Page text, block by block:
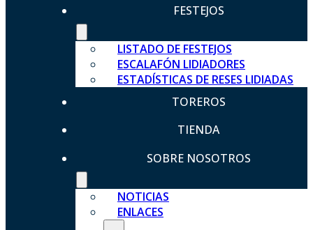
FESTEJOS
LISTADO DE FESTEJOS
ESCALAFÓN LIDIADORES
ESTADÍSTICAS DE RESES LIDIADAS
TOREROS
TIENDA
SOBRE NOSOTROS
NOTICIAS
ENLACES